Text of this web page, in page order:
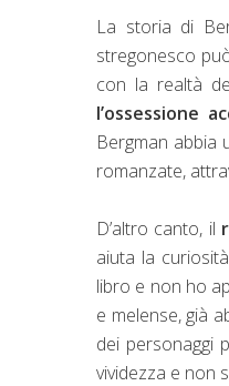
La storia di
stregonesco
con la realtà
l’ossessione
Bergman abbia
romanzate,
D’altro canto, il
aiuta la
libro e non ho
e melense, già
dei personaggi
vividezza e non